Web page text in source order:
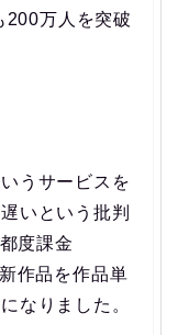
200万人を突破
うサービスを
いという批判
度課金
作品を作品単
なりました。